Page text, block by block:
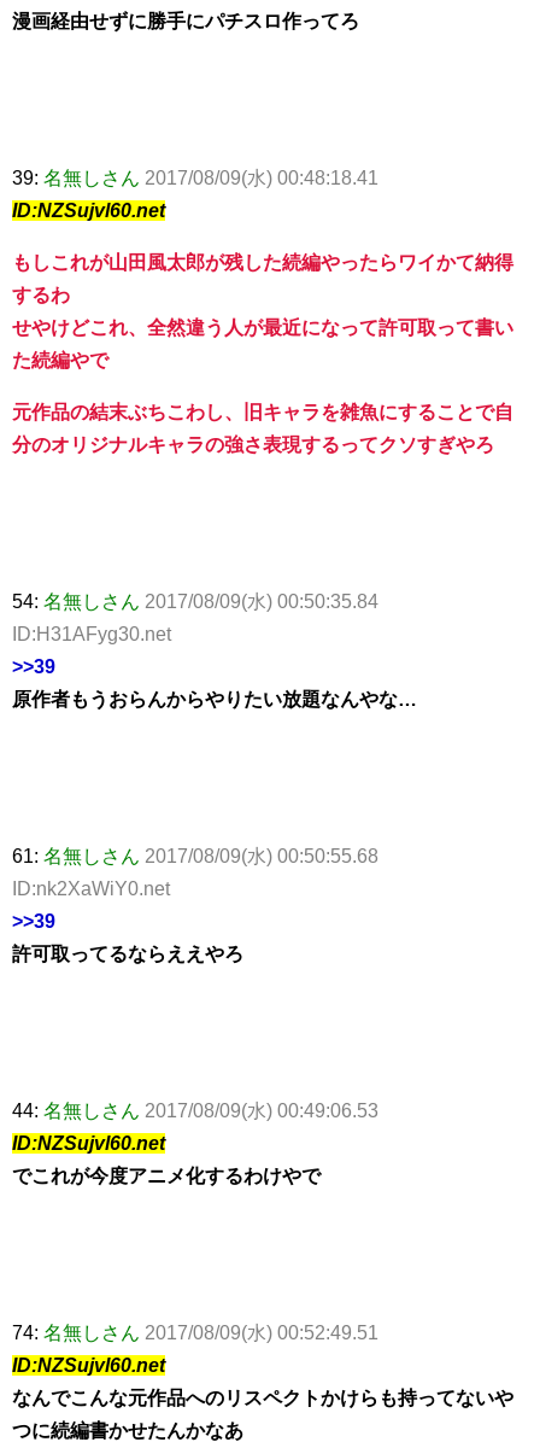
漫画経由せずに勝手にパチスロ作ってろ
39: 名無しさん 2017/08/09(水) 00:48:18.41
ID:NZSujvl60.net
もしこれが山田風太郎が残した続編やったらワイかて納得
するわ
せやけどこれ、全然違う人が最近になって許可取って書い
た続編やで
元作品の結末ぶちこわし、旧キャラを雑魚にすることで自
分のオリジナルキャラの強さ表現するってクソすぎやろ
54: 名無しさん 2017/08/09(水) 00:50:35.84
ID:H31AFyg30.net
>>39
原作者もうおらんからやりたい放題なんやな…
61: 名無しさん 2017/08/09(水) 00:50:55.68
ID:nk2XaWiY0.net
>>39
許可取ってるならええやろ
44: 名無しさん 2017/08/09(水) 00:49:06.53
ID:NZSujvl60.net
でこれが今度アニメ化するわけやで
74: 名無しさん 2017/08/09(水) 00:52:49.51
ID:NZSujvl60.net
なんでこんな元作品へのリスペクトかけらも持ってないや
つに続編書かせたんかなあ